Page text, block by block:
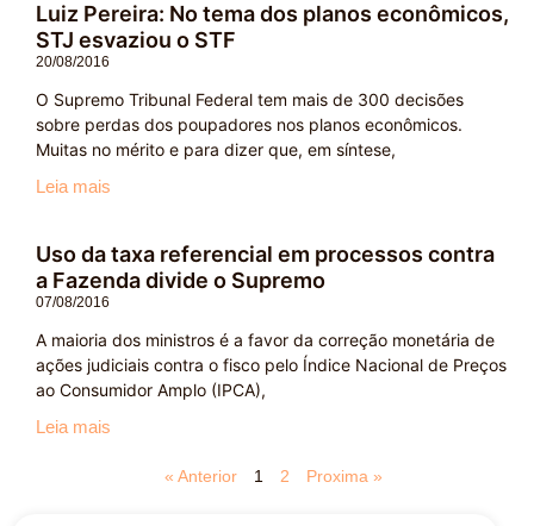
Luiz Pereira: No tema dos planos econômicos,
STJ esvaziou o STF
20/08/2016
O Supremo Tribunal Federal tem mais de 300 decisões
sobre perdas dos poupadores nos planos econômicos.
Muitas no mérito e para dizer que, em síntese,
Leia mais
Uso da taxa referencial em processos contra
a Fazenda divide o Supremo
07/08/2016
A maioria dos ministros é a favor da correção monetária de
ações judiciais contra o fisco pelo Índice Nacional de Preços
ao Consumidor Amplo (IPCA),
Leia mais
« Anterior 1 2 Proxima »